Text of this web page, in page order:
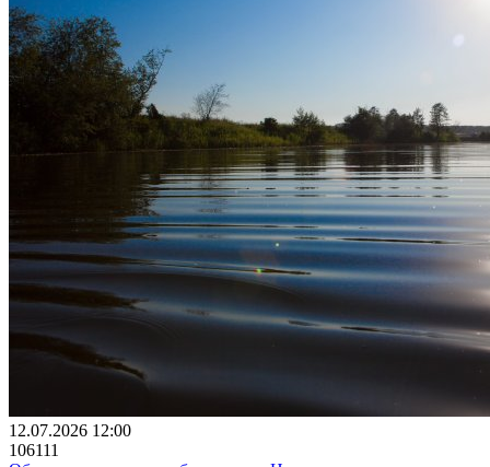
12.07.2026 12:00
106111